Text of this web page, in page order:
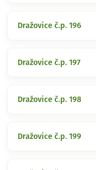
Dražovice č.p. 196
Dražovice č.p. 197
Dražovice č.p. 198
Dražovice č.p. 199